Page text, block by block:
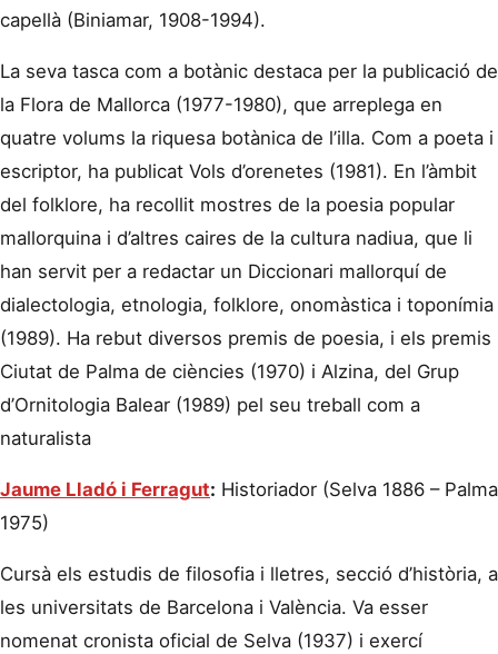
capellà (Biniamar, 1908-1994).
La seva tasca com a botànic destaca per la publicació de
la Flora de Mallorca (1977-1980), que arreplega en
quatre volums la riquesa botànica de l’illa. Com a poeta i
escriptor, ha publicat Vols d’orenetes (1981). En l’àmbit
del folklore, ha recollit mostres de la poesia popular
mallorquina i d’altres caires de la cultura nadiua, que li
han servit per a redactar un Diccionari mallorquí de
dialectologia, etnologia, folklore, onomàstica i toponímia
(1989). Ha rebut diversos premis de poesia, i els premis
Ciutat de Palma de ciències (1970) i Alzina, del Grup
d’Ornitologia Balear (1989) pel seu treball com a
naturalista
Jaume Lladó i Ferragut: Historiador (Selva 1886 – Palma
1975)
Cursà els estudis de filosofia i lletres, secció d’història, a
les universitats de Barcelona i València. Va esser
nomenat cronista oficial de Selva (1937) i exercí